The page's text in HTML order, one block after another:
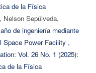
de la Física
Nelson Sepúlveda,
de ingeniería mediante
Space Power Facility ,
Vol. 26 No. 1 (2025):
de la Física